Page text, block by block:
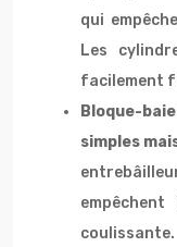
qui
Les
facilement
Bloque-
simples